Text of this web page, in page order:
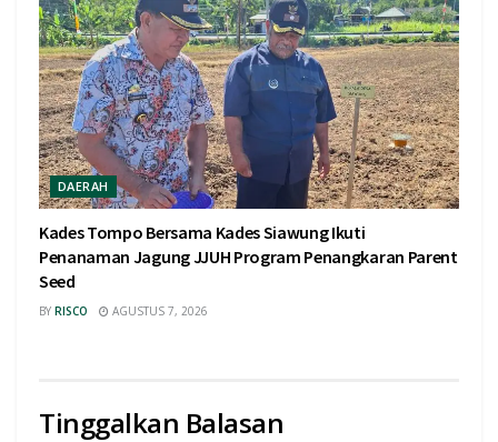
DAERAH
Kades Tompo Bersama Kades Siawung Ikuti
Penanaman Jagung JJUH Program Penangkaran Parent
Seed
BY RISCO AGUSTUS 7, 2026
Tinggalkan Balasan